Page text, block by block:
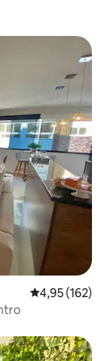
4,95 de uma
4,95 (162)